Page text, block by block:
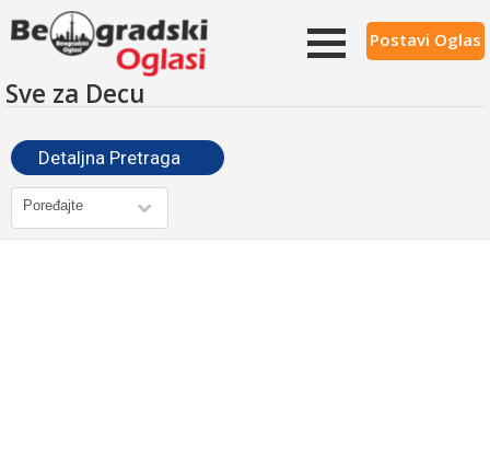
Postavi Oglas
Sve za Decu
Detaljna Pretraga